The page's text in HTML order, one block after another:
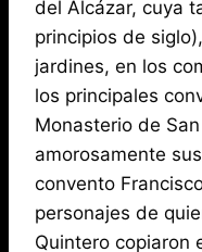
del Alcázar, cuya
principios de
jardines, en los
los principales
Monasterio de
amorosamente
convento
personajes de
Quintero copiaron